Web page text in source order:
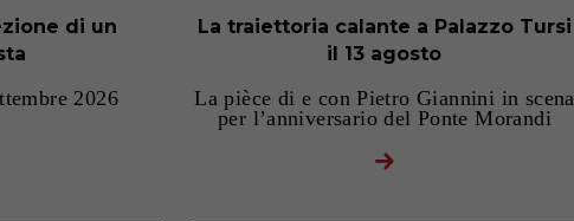
di un
2026
La traiettoria calante a Palazzo Tursi
il 13 agosto
La pièce di e con Pietro Giannini in scena
per l’anniversario del Ponte Morandi